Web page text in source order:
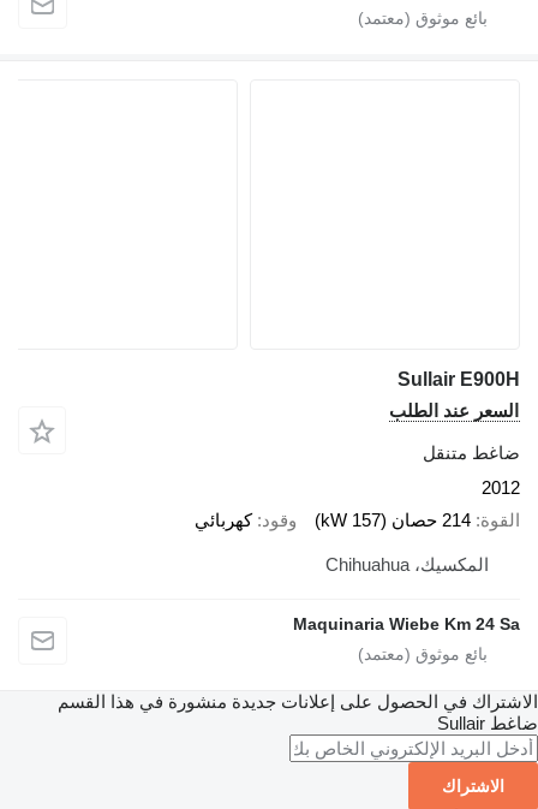
Sullair
عند الطلب
متنقل
214 حصان (157 kW) وقود كهربائي
المكسيك، Chihuahua
Maquinaria Wiebe Km 24
في الحصول على إعلانات جديدة منشورة في هذا القسم
Sullair
الاشتراك